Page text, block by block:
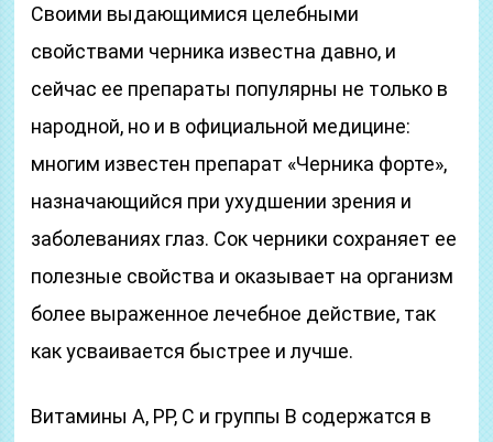
Своими выдающимися целебными
свойствами черника известна давно, и
сейчас ее препараты популярны не только в
народной, но и в официальной медицине:
многим известен препарат «Черника форте»,
назначающийся при ухудшении зрения и
заболеваниях глаз. Сок черники сохраняет ее
полезные свойства и оказывает на организм
более выраженное лечебное действие, так
как усваивается быстрее и лучше.
Витамины А, РР, С и группы В содержатся в